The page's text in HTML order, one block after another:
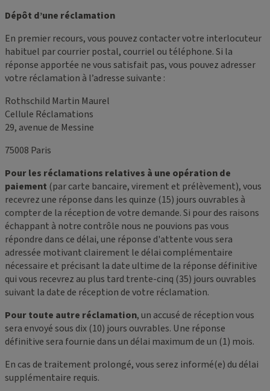
Dépôt d’une réclamation
En premier recours, vous pouvez contacter votre interlocuteur
habituel par courrier postal, courriel ou téléphone. Si la
réponse apportée ne vous satisfait pas, vous pouvez adresser
votre réclamation à l’adresse suivante :
Rothschild Martin Maurel
Cellule Réclamations
29, avenue de Messine
75008 Paris
Pour les réclamations relatives à une opération de
paiement (par carte bancaire, virement et prélèvement), vous
recevrez une réponse dans les quinze (15) jours ouvrables à
compter de la réception de votre demande. Si pour des raisons
échappant à notre contrôle nous ne pouvions pas vous
répondre dans ce délai, une réponse d'attente vous sera
adressée motivant clairement le délai complémentaire
nécessaire et précisant la date ultime de la réponse définitive
qui vous recevrez au plus tard trente-cinq (35) jours ouvrables
suivant la date de réception de votre réclamation.
Pour toute autre réclamation, un accusé de réception vous
sera envoyé sous dix (10) jours ouvrables. Une réponse
définitive sera fournie dans un délai maximum de un (1) mois.
En cas de traitement prolongé, vous serez informé(e) du délai
supplémentaire requis.